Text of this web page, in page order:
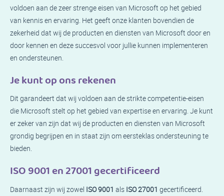
voldoen aan de zeer strenge eisen van Microsoft op het gebied
van kennis en ervaring. Het geeft onze klanten bovendien de
zekerheid dat wij de producten en diensten van Microsoft door en
door kennen en deze succesvol voor jullie kunnen implementeren
en ondersteunen.
Je kunt op ons rekenen
Dit garandeert dat wij voldoen aan de strikte competentie-eisen
die Microsoft stelt op het gebied van expertise en ervaring. Je kunt
er zeker van zijn dat wij de producten en diensten van Microsoft
grondig begrijpen en in staat zijn om eersteklas ondersteuning te
bieden.
ISO 9001 en 27001 gecertificeerd
Daarnaast zijn wij zowel ISO 9001 als ISO 27001 gecertificeerd.